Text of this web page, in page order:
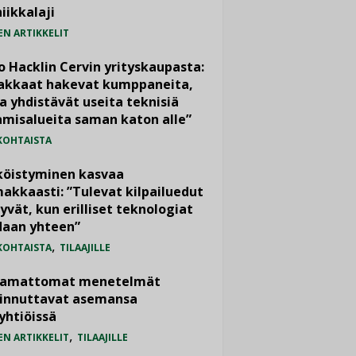
ARTIKKELIT
Hacklin Cervin yrityskaupasta:
hakevat kumppaneita,
yhdistävät useita teknisiä
saman katon alle”
kasvaa
”Tulevat kilpailuedut
kun erilliset teknologiat
yhteen”
, TILAAJILLE
menetelmät
asemansa
ARTIKKELIT, TILAAJILLE